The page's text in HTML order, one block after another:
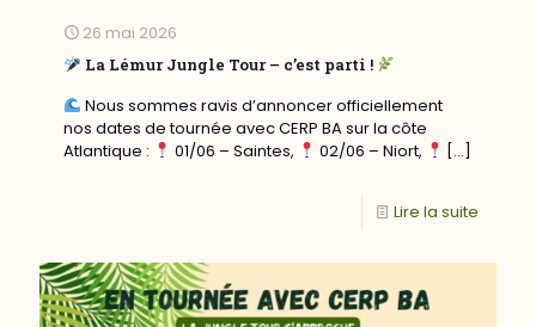
26 mai 2026
La Lémur Jungle Tour – c’est parti !
Nous sommes ravis d’annoncer officiellement
nos dates de tournée avec CERP BA sur la côte
Atlantique :
01/06 – Saintes, 02/06 – Niort, […]
Lire la suite